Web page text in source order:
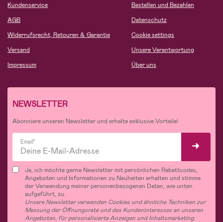
Kundenservice
AGB
Widerrufsrecht, Retouren & Garantie
Versand
Impressum
Bestellen und Bezahlen
Datenschutz
Cookie settings
Unsere Verantwortung
Über uns
NEWSLETTER
Abonniere unseren Newsletter und erhalte exklusive Vorteile!
Email*
Ja, ich möchte gerne Newsletter mit persönlichen Rabattcodes,
Angeboten und Informationen zu Neuheiten erhalten und stimme
der Verwendung meiner personenbezogenen Daten, wie unten
aufgeführt, zu.
Unsere Newsletter verwenden Cookies und ähnliche Techniken zur
Messung der Öffnungsrate und des Kundeninteresses an unseren
Angeboten, für personalisierte Anzeigen und Inhaltsmarketing